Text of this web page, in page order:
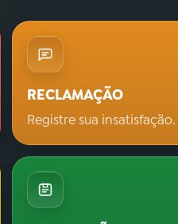
RECLAMAÇÃO
Registre sua insatisfação.